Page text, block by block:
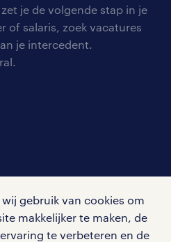
gebruik van cookies om
makkelijker te maken, de
te verbeteren en de
je de volgende stap in je
of salaris, zoek vacatures
je intercedent.
content omtrent
inspiratie.